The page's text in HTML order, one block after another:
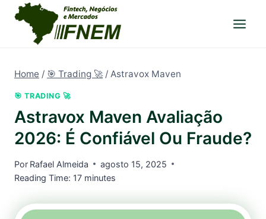
Pular
para
Home / 🎯 Trading 🚀 / Astravox Maven
🎯 TRADING 🚀
Astravox Maven Avaliação
2026: É Confiável Ou Fraude?
Por Rafael Almeida
agosto 15, 2025
Reading Time: 17 minutes